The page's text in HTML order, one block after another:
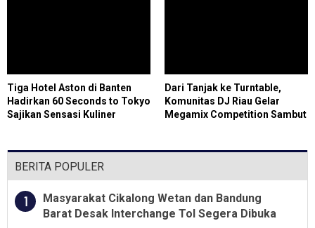
Tiga Hotel Aston di Banten
Hadirkan 60 Seconds to Tokyo
Sajikan Sensasi Kuliner
Dari Tanjak ke Turntable,
Komunitas DJ Riau Gelar
Megamix Competition Sambut
BERITA POPULER
1
Masyarakat Cikalong Wetan dan Bandung
Barat Desak Interchange Tol Segera Dibuka